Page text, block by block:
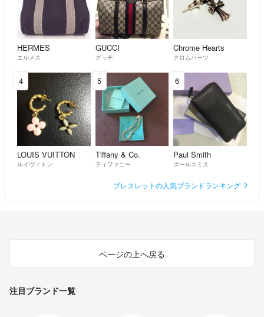
出品者 peipei - 2年以上前
コメント失礼いたします、素材を確認したいです。
そして、お値下げは考えて頂けますでしょうか。どうぞよろしくお願
いいたします。
Alc3% - 2年以上前
HERMES
エルメス
GUCCI
グッチ
Chrome Hearts
クロムハーツ
4
LOUIS VUITTON
ルイヴィトン
5
Tiffany & Co.
ティファニー
6
Paul Smith
ポールスミス
ブレスレットの人気ブランドランキング
ページの上へ戻る
注目ブランド一覧